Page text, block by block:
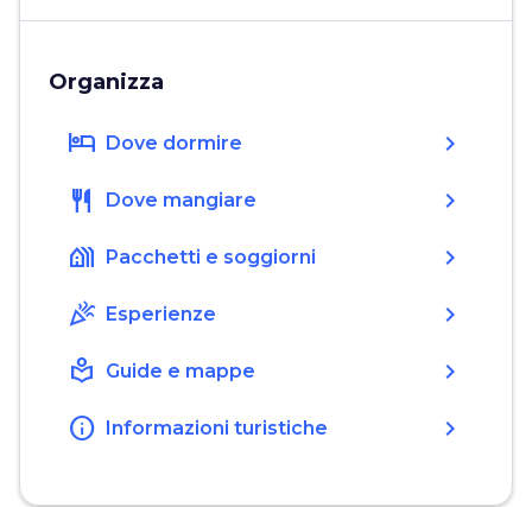
Organizza
hotel Dove dormire chevron_right
restaurant Dove mangiare chevron_right
holiday_village Pacchetti e soggiorni chevron_right
celebration Esperienze chevron_right
local_library Guide e mappe chevron_right
info Informazioni turistiche chevron_right